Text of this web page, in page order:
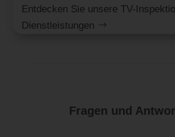
Entdecken Sie unsere TV-
Dienstleistungen
Fragen und